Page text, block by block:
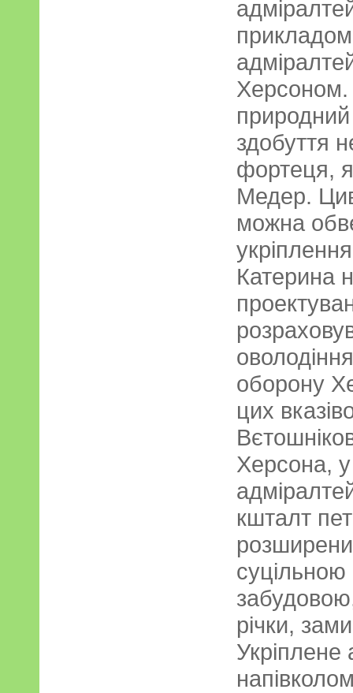
природний
здобуття
фортеця,
Медер.
можна
Катерина
оборону
цих
Херсона,
кшталт
річки,
Укріплене